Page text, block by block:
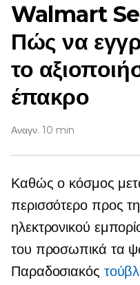
Walmart
Πώς να
το
έπακρο
Αναγν. 10 min
Καθώς ο κόσμος
περισσότερο προς
ηλεκτρονικού
του προσωπικά τα
Παραδοσιακός